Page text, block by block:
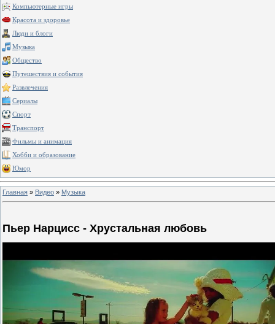
Компьютерные игры
Красота и здоровье
Люди и блоги
Музыка
Общество
Путешествия и события
Развлечения
Сериалы
Спорт
Транспорт
Фильмы и анимация
Хобби и образование
Юмор
Главная » Видео » Музыка
Пьер Нарцисс - Хрустальная любовь